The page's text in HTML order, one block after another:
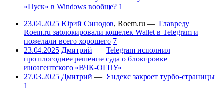
«Пуск» в Windows вообще? 1
23.04.2025 Юрий Синодов, Roem.ru — Главреду
Roem.ru заблокировали кошелёк Wallet в Telegram и
пожелали всего хорошего 7
23.04.2025 Дмитрий — Telegram исполнил
прошлогоднее решение суда о блокировке
иноагентского «ВЧК-ОГПУ»
27.03.2025 Дмитрий — Яндекс закроет турбо-страницы
1